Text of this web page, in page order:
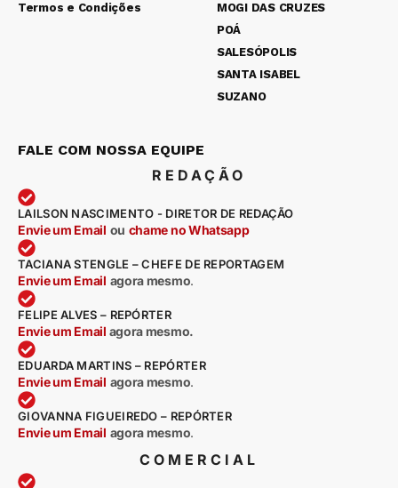
Termos e Condições
MOGI DAS CRUZES
POÁ
SALESÓPOLIS
SANTA ISABEL
SUZANO
FALE COM NOSSA EQUIPE
REDAÇÃO
LAILSON NASCIMENTO - DIRETOR DE REDAÇÃO
Envie um Email ou chame no Whatsapp
TACIANA STENGLE – CHEFE DE REPORTAGEM
Envie um Email agora mesmo.
FELIPE ALVES – REPÓRTER
Envie um Email agora mesmo.
EDUARDA MARTINS – REPÓRTER
Envie um Email agora mesmo.
GIOVANNA FIGUEIREDO – REPÓRTER
Envie um Email agora mesmo.
COMERCIAL